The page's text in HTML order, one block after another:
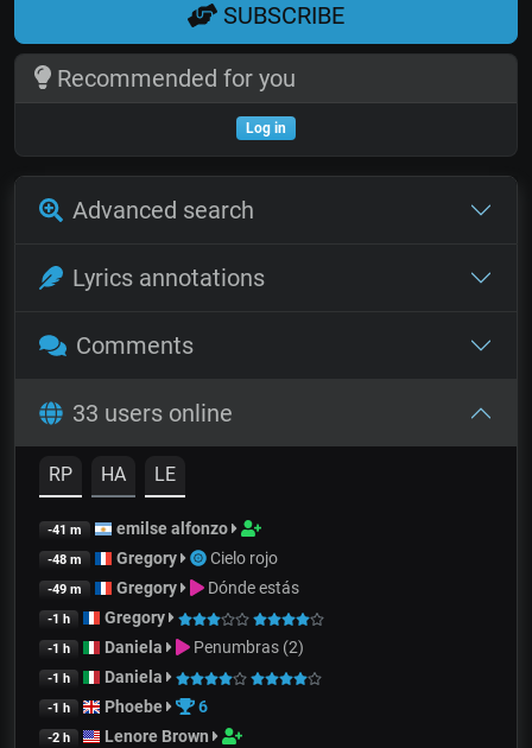
SUBSCRIBE
Recommended for you
Log in
Advanced search
Lyrics annotations
Comments
33 users online
RP HA LE
-41 m emilse alfonzo
-48 m Gregory Cielo rojo
-49 m Gregory Dónde estás
-1 h Gregory
-1 h Daniela Penumbras (2)
-1 h Daniela
-1 h Phoebe 6
-2 h Lenore Brown